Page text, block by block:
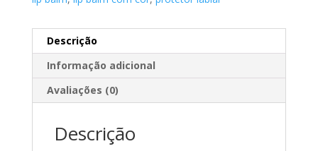
Descrição
Informação adicional
Avaliações (0)
Descrição